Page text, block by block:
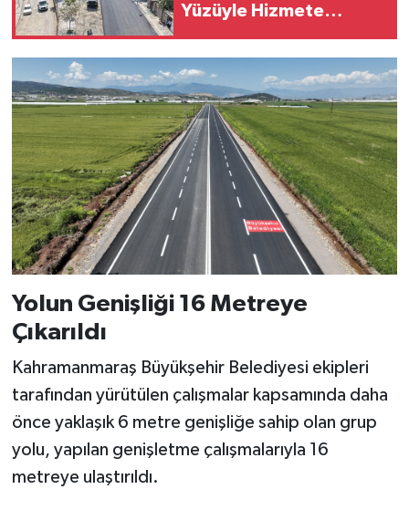
Yüzüyle Hizmete
Yolun Genişliği 16 Metreye
Çıkarıldı
Kahramanmaraş Büyükşehir Belediyesi ekipleri
tarafından yürütülen çalışmalar kapsamında daha
önce yaklaşık 6 metre genişliğe sahip olan grup
yolu, yapılan genişletme çalışmalarıyla 16
metreye ulaştırıldı.
KİM KİMDİR
ÇEK GÖNDER
KİTAP
HEDEF2020
OTOMOBİL
MİZAH
TARİH
Politika
YEREL
BÖLGEDEN